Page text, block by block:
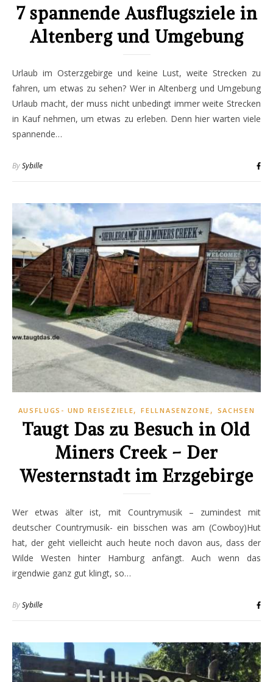
7 spannende Ausflugsziele in
Altenberg und Umgebung
Urlaub im Osterzgebirge und keine Lust, weite Strecken zu
fahren, um etwas zu sehen? Wer in Altenberg und Umgebung
Urlaub macht, der muss nicht unbedingt immer weite Strecken
in Kauf nehmen, um etwas zu erleben. Denn hier warten viele
spannende…
BySybille
AUSFLUGS- UND REISEZIELE,FELLNASENZONE , SACHSEN
Taugt Das zu Besuch in Old
Miners Creek – Der
Westernstadt im Erzgebirge
Wer etwas älter ist, mit Countrymusik – zumindest mit
deutscher Countrymusik- ein bisschen was am (Cowboy)Hut
hat, der geht vielleicht auch heute noch davon aus, dass der
Wilde Westen hinter Hamburg anfängt. Auch wenn das
irgendwie ganz gut klingt, so…
BySybille